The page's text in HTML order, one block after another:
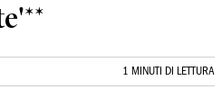
1 MINUTI DI LETTURA